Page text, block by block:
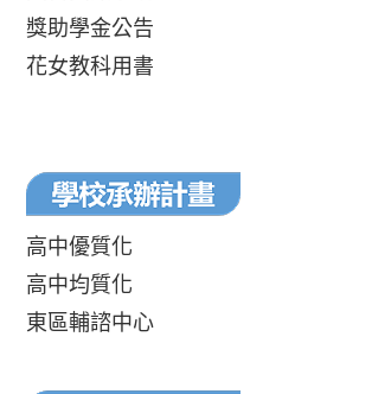
獎助學金公告
花女教科用書
高中優質化
高中均質化
東區輔諮中心